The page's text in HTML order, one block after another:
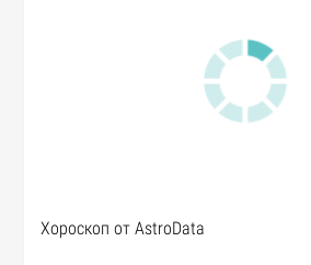
Хороскоп от AstroData